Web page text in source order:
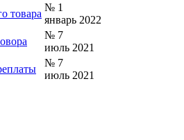
товара
№ 1
январь 2022
№ 7
июль 2021
№ 7
июль 2021